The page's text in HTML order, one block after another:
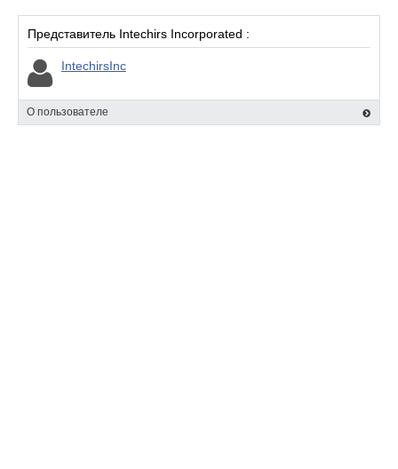
Представитель Intechirs Incorporated :
IntechirsInc
О пользователе